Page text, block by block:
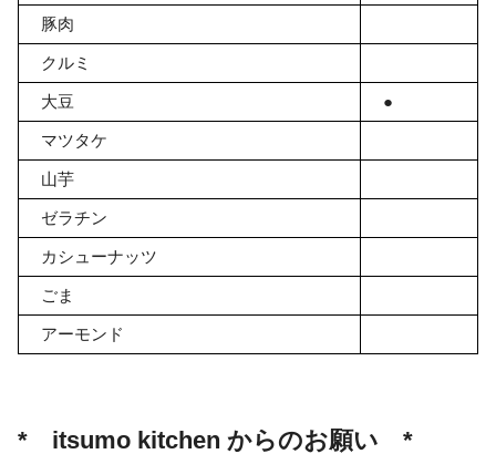
豚肉
クルミ
大豆 ●
マツタケ
山芋
ゼラチン
カシューナッツ
ごま
アーモンド
* itsumo kitchen からのお願い *